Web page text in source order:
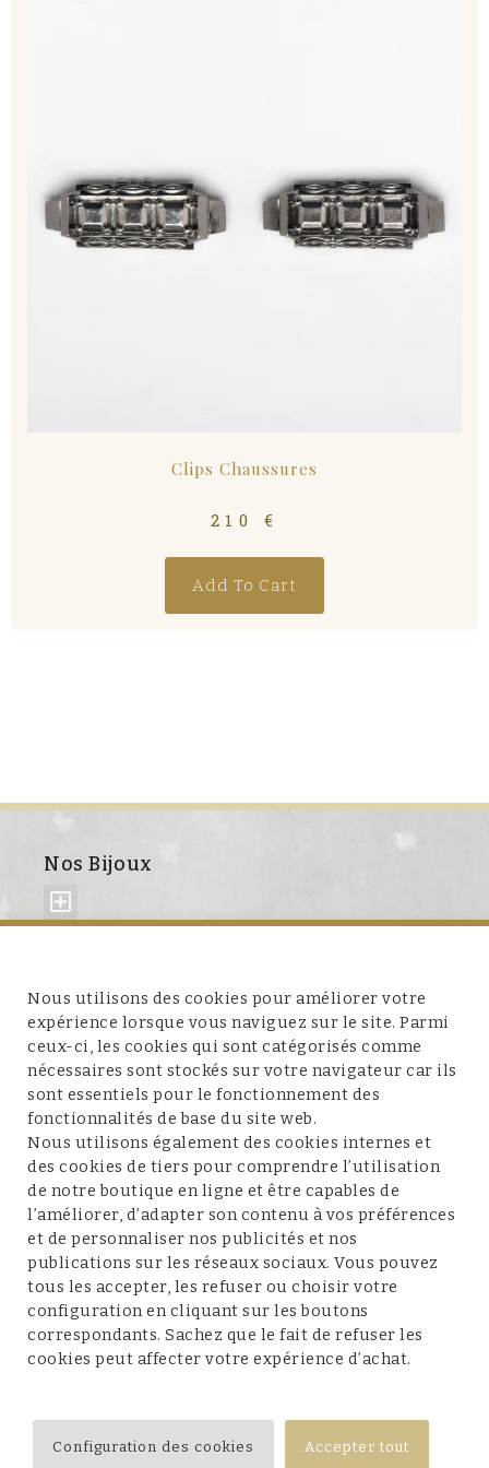
Clips Chaussures
210 €
Add To Cart
Nos Bijoux
À propos de nous
Service client
Conditions et mentions légales
Nous utilisons des cookies pour améliorer votre
expérience lorsque vous naviguez sur le site. Parmi
ceux-ci, les cookies qui sont catégorisés comme
nécessaires sont stockés sur votre navigateur car ils
sont essentiels pour le fonctionnement des
fonctionnalités de base du site web.
Nous utilisons également des cookies internes et
des cookies de tiers pour comprendre l’utilisation
de notre boutique en ligne et être capables de
l’améliorer, d’adapter son contenu à vos préférences
et de personnaliser nos publicités et nos
publications sur les réseaux sociaux. Vous pouvez
tous les accepter, les refuser ou choisir votre
configuration en cliquant sur les boutons
correspondants. Sachez que le fait de refuser les
cookies peut affecter votre expérience d’achat.
Configuration des cookies Accepter tout